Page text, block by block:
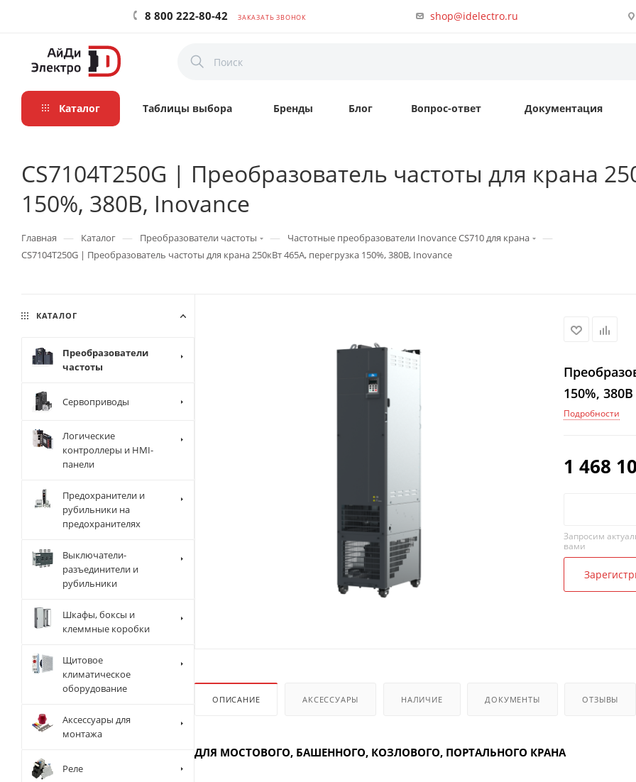
8 800 222-80-42 ЗАКАЗАТЬ ЗВОНОК shop@idelectro.ru
Каталог Таблицы выбора Бренды Блог Вопрос-ответ Документация
CS7104T250G | Преобразователь частоты для крана
150%, 380B, Inovance
Главная — Каталог — Преобразователи частоты — Частотные преобразователи Inovance CS710 для крана —
CS7104T250G | Преобразователь частоты для крана 250кВт 465А, перегрузка 150%, 380B, Inovance
150%, 380В
Подробности
1 468
Запросим
вами
ОПИСАНИЕ АКСЕССУАРЫ НАЛИЧИЕ ДОКУМЕНТЫ ОТЗЫВЫ
ДЛЯ МОСТОВОГО, БАШЕННОГО, КОЗЛОВОГО, ПОРТАЛЬНОГО КРАНА
КАТАЛОГ
Преобразователи
частоты
Сервоприводы
Логические
контроллеры и HMI-
панели
Предохранители и
рубильники на
предохранителях
Выключатели-
разъединители и
рубильники
Шкафы, боксы и
клеммные коробки
Щитовое
климатическое
оборудование
Аксессуары для
монтажа
Реле